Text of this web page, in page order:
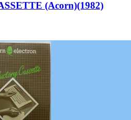
(Acorn)(1982)